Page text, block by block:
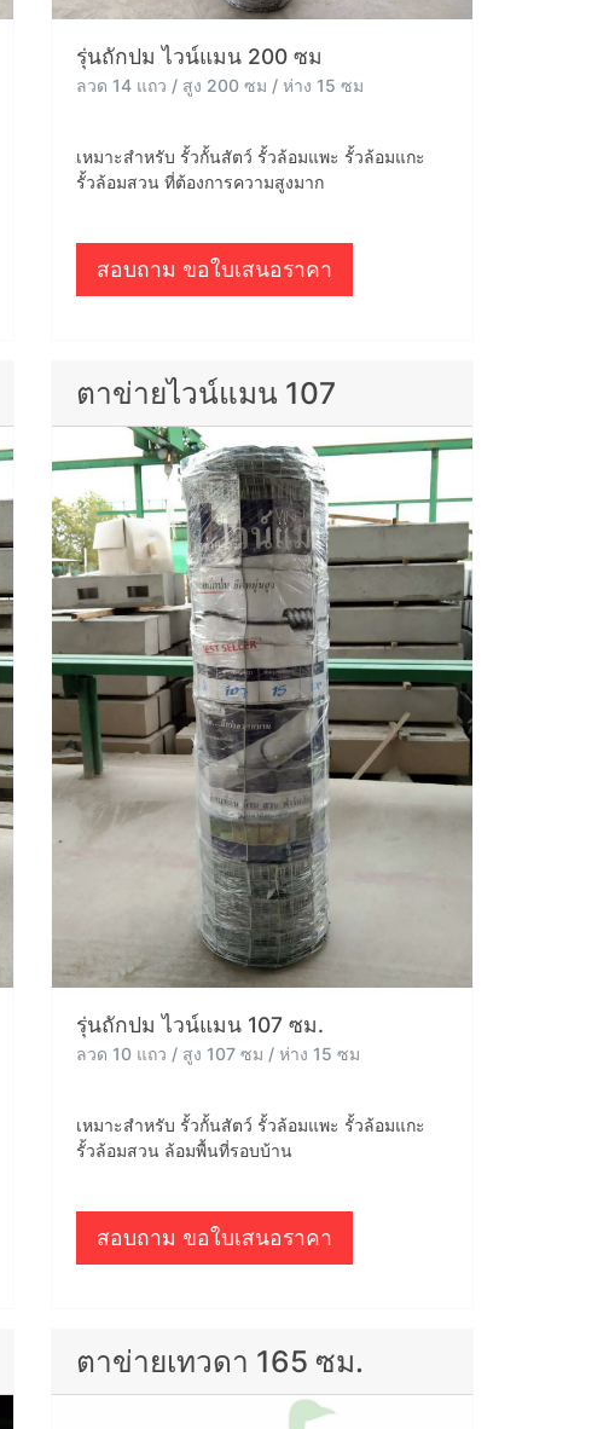
รุ่นถักปม ไวน์แมน 200 ซม
ลวด 14 แถว / สูง 200 ซม / ห่าง 15 ซม
เหมาะสำหรับ รั้วกั้นสัตว์ รั้วล้อมแพะ รั้วล้อมแกะ
รั้วล้อมสวน ที่ต้องการความสูงมาก
สอบถาม ขอใบเสนอราคา
ตาข่ายไวน์แมน 107
รุ่นถักปม ไวน์แมน 107 ซม.
ลวด 10 แถว / สูง 107 ซม / ห่าง 15 ซม
เหมาะสำหรับ รั้วกั้นสัตว์ รั้วล้อมแพะ รั้วล้อมแกะ
รั้วล้อมสวน ล้อมพื้นที่รอบบ้าน
สอบถาม ขอใบเสนอราคา
ตาข่ายเทวดา 165 ซม.